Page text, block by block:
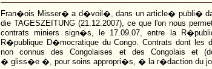
Fran�ois Misser� a d�voil�, dans un article� publi�
die TAGESZEITUNG (21.12.2007), ce que l'on nous
contrats miniers sign�s, le 17.09.07, entre la
R�publique D�mocratique du Congo. Contrats dont
non connus des Congolaises et des Congolais
� gliss�e �, pour soins appropri�s, � la r�daction du